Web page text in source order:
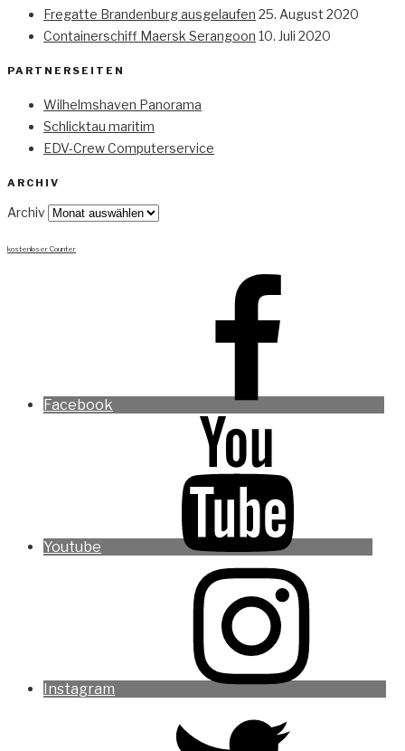
Fregatte Brandenburg ausgelaufen 25. August 2020
Containerschiff Maersk Serangoon 10. Juli 2020
PARTNERSEITEN
Wilhelmshaven Panorama
Schlicktau maritim
EDV-Crew Computerservice
ARCHIV
Archiv
kostenloser Counter
Facebook
Youtube
Instagram